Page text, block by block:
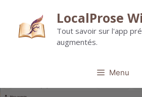
contenu
LocalProse
Tout savoir sur l'app
augmentés.
Menu